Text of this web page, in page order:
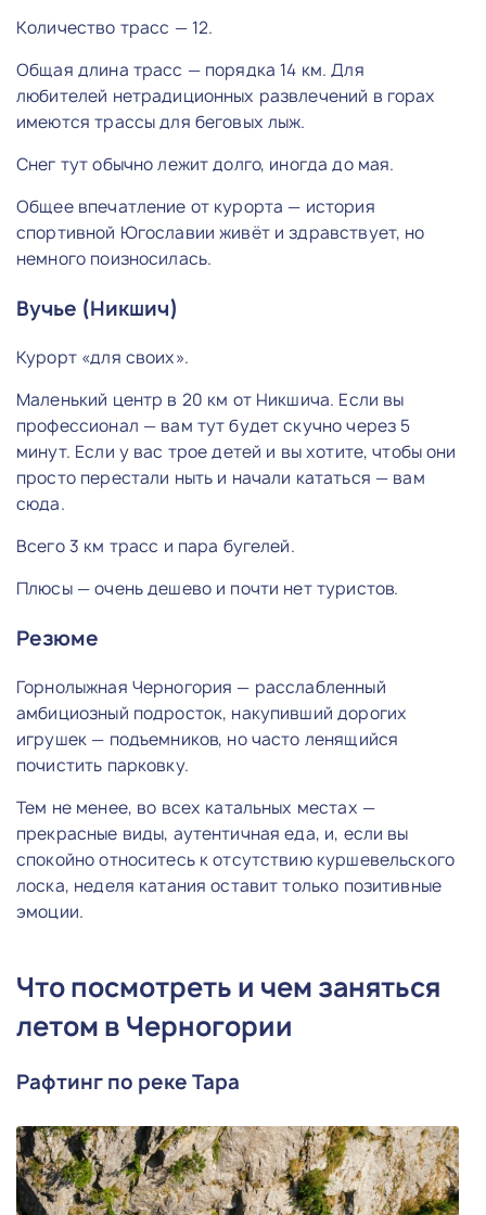
Количество трасс — 12.
Общая длина трасс — порядка 14 км. Для
любителей нетрадиционных развлечений в горах
имеются трассы для беговых лыж.
Снег тут обычно лежит долго, иногда до мая.
Общее впечатление от курорта — история
спортивной Югославии живёт и здравствует, но
немного поизносилась.
Вучье (Никшич)
Курорт «для своих».
Маленький центр в 20 км от Никшича. Если вы
профессионал — вам тут будет скучно через 5
минут. Если у вас трое детей и вы хотите, чтобы они
просто перестали ныть и начали кататься — вам
сюда.
Всего 3 км трасс и пара бугелей.
Плюсы — очень дешево и почти нет туристов.
Резюме
Горнолыжная Черногория — расслабленный
амбициозный подросток, накупивший дорогих
игрушек — подъемников, но часто ленящийся
почистить парковку.
Тем не менее, во всех катальных местах —
прекрасные виды, аутентичная еда, и, если вы
спокойно относитесь к отсутствию куршевельского
лоска, неделя катания оставит только позитивные
эмоции.
Что посмотреть и чем заняться
летом в Черногории
Рафтинг по реке Тара